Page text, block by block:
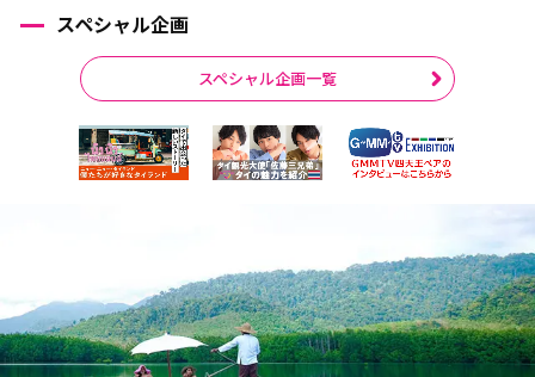
スペシャル企画
スペシャル企画一覧